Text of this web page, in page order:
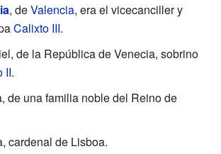
, deValencia, era el vicecanciller y
Calixto III.
de la República de Venecia, sobrino
II.
de una familia noble del Reino de
cardenal de Lisboa.